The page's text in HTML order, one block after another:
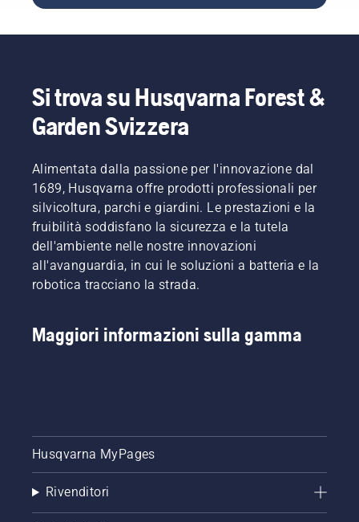
parole, è
una
tecnica.
delle
e migliori
mondo.
le
questo
come
verificare
il
corretto
funzionamento
del
sistema
catena
per
dell'olio.
la
sicuro,
procedere
Si trova su Husqvarna Forest &
Garden Svizzera
Alimentata dalla passione per l'innovazione dal
1689, Husqvarna offre prodotti professionali per
silvicoltura, parchi e giardini. Le prestazioni e la
fruibilità soddisfano la sicurezza e la tutela
dell'ambiente nelle nostre innovazioni
all'avanguardia, in cui le soluzioni a batteria e la
robotica tracciano la strada.
Maggiori informazioni sulla gamma
Husqvarna MyPages
Rivenditori